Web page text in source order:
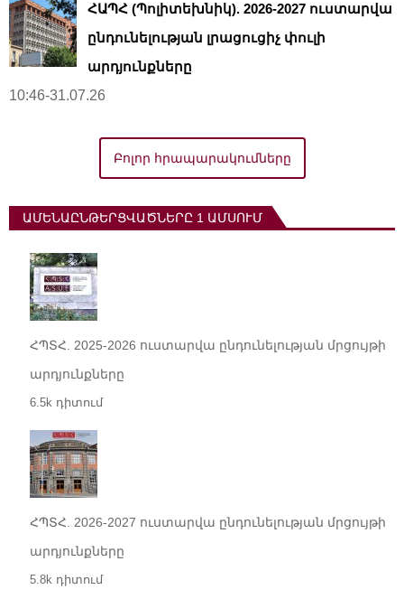
ՀԱՊՀ (Պոլիտեխնիկ). 2026-2027 ուստարվա
ընդունելության լրացուցիչ փուլի
արդյունքները
10:46-31.07.26
Բոլոր հրապարակումները
ԱՄԵՆԱԸՆԹԵՐՑՎԱԾՆԵՐԸ 1 ԱՄՍՈՒՄ
ՀՊՏՀ. 2025-2026 ուստարվա ընդունելության մրցույթի
արդյունքները
6.5k դիտում
ՀՊՏՀ. 2026-2027 ուստարվա ընդունելության մրցույթի
արդյունքները
5.8k դիտում